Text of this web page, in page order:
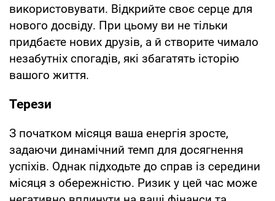
використовувати. Відкрийте своє серце для
нового досвіду. При цьому ви не тільки
придбаєте нових друзів, а й створите чимало
незабутніх спогадів, які збагатять історію
вашого життя.
Терези
З початком місяця ваша енергія зросте,
задаючи динамічний темп для досягнення
успіхів. Однак підходьте до справ із середини
місяця з обережністю. Ризик у цей час може